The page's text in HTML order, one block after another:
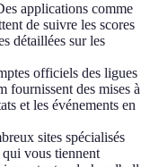
applications comme
de suivre les scores
détaillées sur les
officiels des ligues
fournissent des mises à
et les événements en
sites spécialisés
vous tiennent